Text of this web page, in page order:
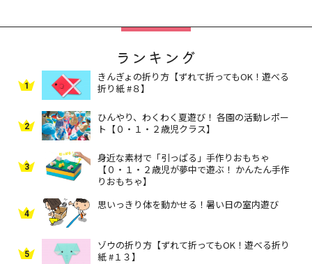
ランキング
1
きんぎょの折り方【ずれて折ってもOK！遊べる
折り紙 #８】
2
ひんやり、わくわく夏遊び！ 各園の活動レポー
ト【０・１・２歳児クラス】
3
身近な素材で「引っぱる」手作りおもちゃ
【０・１・２歳児が夢中で遊ぶ！ かんたん手作
りおもちゃ】
4
思いっきり体を動かせる！暑い日の室内遊び
5
ゾウの折り方【ずれて折ってもOK！遊べる折り
紙 #１３】